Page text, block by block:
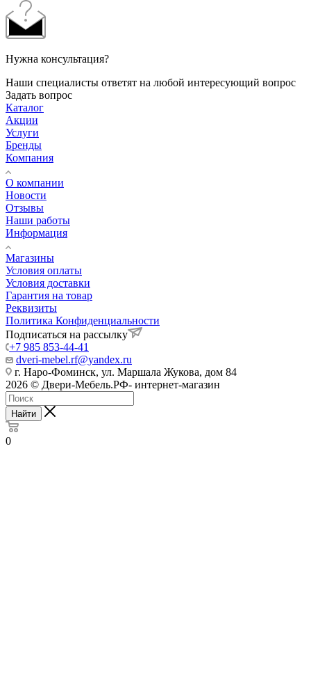
Нужна консультация?
Наши специалисты ответят на любой интересующий вопрос
Задать вопрос
Каталог
Акции
Услуги
Бренды
Компания
О компании
Новости
Отзывы
Наши работы
Информация
Магазины
Условия оплаты
Условия доставки
Гарантия на товар
Реквизиты
Политика Конфиденциальности
Подписаться на рассылку
+7 985 853-44-41
dveri-mebel.rf@yandex.ru
г. Наро-Фоминск, ул. Маршала Жукова, дом 84
2026 © Двери-Мебель.РФ- интернет-магазин
Найти
0